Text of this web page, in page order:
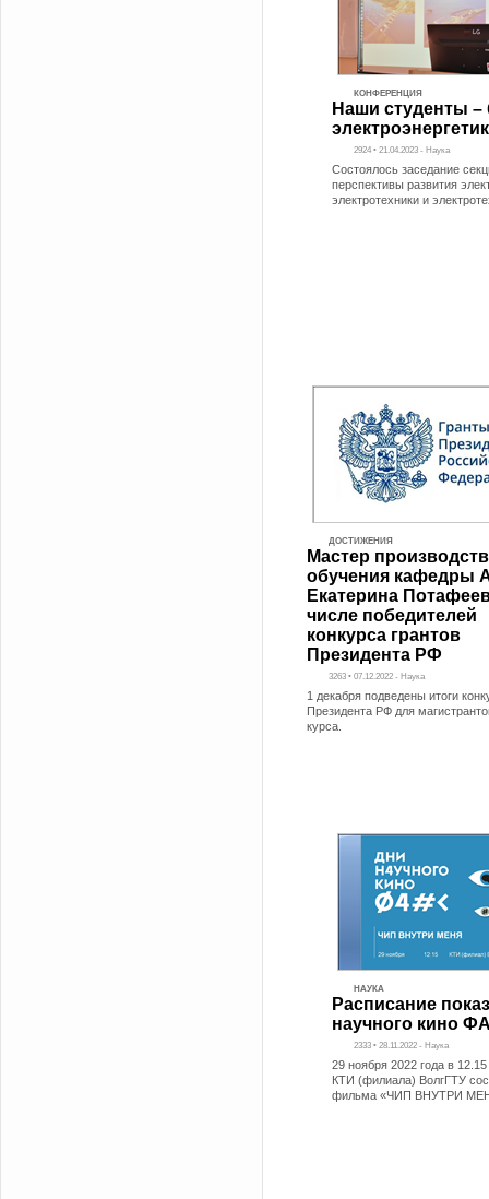
КОНФЕРЕНЦИЯ
Наши студенты –
2924 • 21.04.2023 - Наука
Состоялось заседание
перспективы развития
электротехники и
ДОСТИЖЕНИЯ
Мастер
обучения кафедры
Екатерина
числе победителей
конкурса грантов
Президента РФ
3263 • 07.12.2022 - Наука
1 декабря подведены итоги
Президента РФ для
курса.
НАУКА
Расписание
научного кино
2333 • 28.11.2022 - Наука
29 ноября 2022 года в
КТИ (филиала) ВолгГТУ
фильма «ЧИП ВНУТРИ